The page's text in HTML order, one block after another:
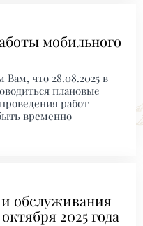
мобильного
что 28.08.2025 в
плановые
работ
временно
обслуживания
2025 года